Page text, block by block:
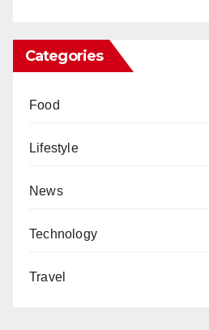
Categories
Food
Lifestyle
News
Technology
Travel